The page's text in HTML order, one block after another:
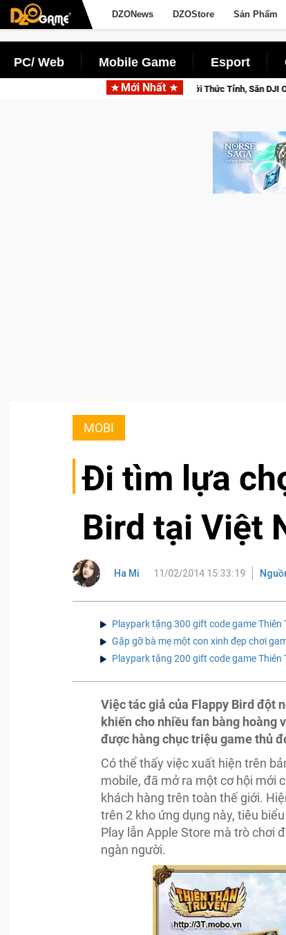
DZONews DZOStore Sản Phẩm
PC/ Web Mobile Game Esport
Mới Nhất
Saga: Cửu Giới Thức Tỉnh, Săn DJI Osmo Pocket 3 Ngay Hôm Nay
MOBI
Đi tìm lựa
Bird tại Việt
Ha Mi 11/02/2014 15:33:19
Playpark tặng 300 gift code game Thiên
Gặp gỡ bà mẹ một con xinh đẹp chơi
Playpark tặng 200 gift code game Thiên
Việc tác giả của Flappy Bird đột
khiến cho nhiều fan bàng hoàng
được hàng chục triệu game thủ
Có thể thấy việc xuất hiện trên
mobile, đã mở ra một cơ hội mới
khách hàng trên toàn thế giới.
trên 2 kho ứng dụng này, tiêu
Play lẫn Apple Store mà trò chơi
ngàn người.